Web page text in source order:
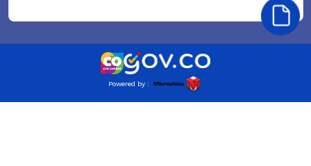
Powered by :